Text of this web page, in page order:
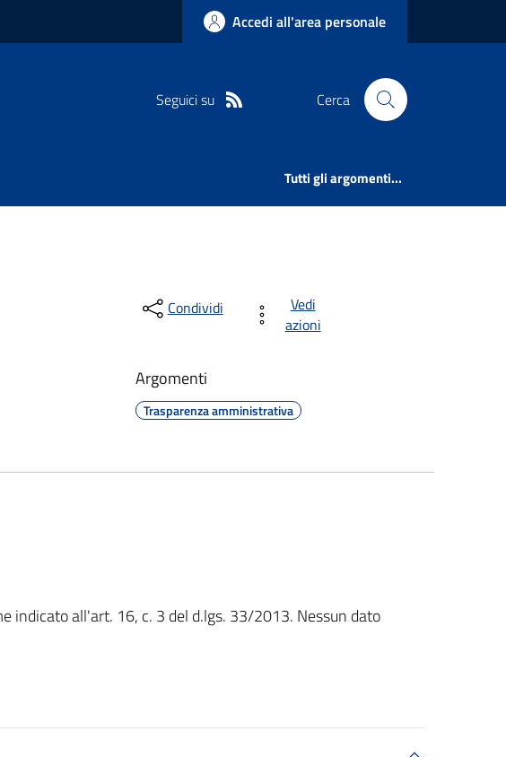
Accedi all'area personale
Seguici su Cerca
Tutti gli argomenti...
Condividi
Vedi
azioni
Argomenti
Trasparenza amministrativa
indicato all'art. 16, c. 3 del d.lgs. 33/2013. Nessun dato